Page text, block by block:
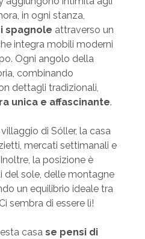
in ogni stanza,
spagnole attraverso un
integra mobili moderni
Ogni angolo della
combinando
dettagli tradizionali,
unica e affascinante.
di Sóller, la casa
mercati settimanali e
la posizione è
del sole, delle montagne
un equilibrio ideale tra
sembra di essere lì!
casa se pensi di